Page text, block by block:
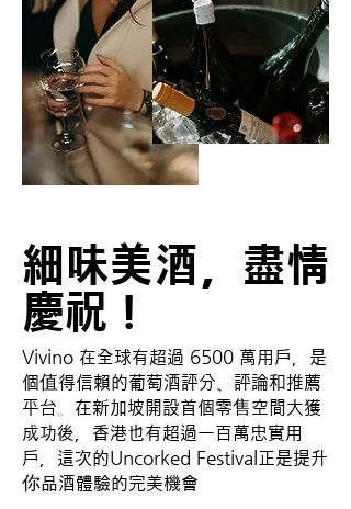
細味美酒，盡情
慶祝！
Vivino 在全球有超過 6500 萬用戶，是
個值得信賴的葡萄酒評分、評論和推薦
平台。在新加坡開設首個零售空間大獲
成功後，香港也有超過一百萬忠實用
戶，這次的Uncorked Festival正是提升
你品酒體驗的完美機會